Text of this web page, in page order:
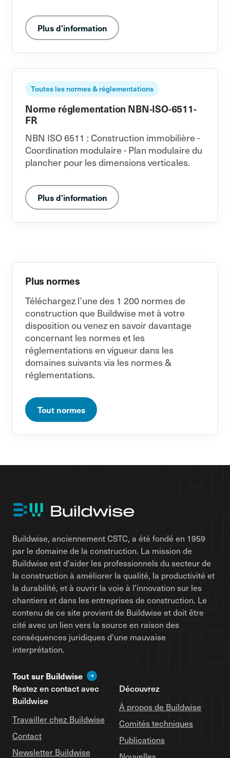
Plus d'information
Toutes les normes & réglementations
Norme réglementation NBN-ISO-6511-
FR
NBN ISO 6511 : Construction immobilière -
Coordination modulaire - Plan modulaire du
plancher pour les dimensions verticales.
Plus d'information
Plus normes
Téléchargez l’une des 1 200 normes de
construction que Buildwise met à votre
disposition ou venez en savoir davantage
concernant les normes et les
réglementations en vigueur dans les
domaines suivants via les normes &
réglementations.
Tout normes
Buildwise, anciennement CSTC, a été fondé en 1959
par le domaine de la construction. La mission de
Buildwise est d'aider les professionnels du secteur de
la construction à améliorer la qualité, la productivité et
la durabilité, et à ouvrir la voie à l'innovation sur les
chantiers et dans les entreprises de construction. Le
contenu de ce site provient de Buildwise et doit être
cité avec un lien vers la source en raison des
conséquences juridiques d'une mauvaise
interprétation.
Tout sur Buildwise
Restez en contact avec
Buildwise
Travailler chez Buildwise
Contact
Newsletter Buildwise
Découvrez
À propos de Buildwise
Comités techniques
Publications